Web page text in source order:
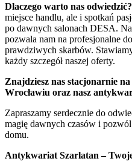
Dlaczego warto nas odwiedzić?
miejsce handlu, ale i spotkań
po dawnych salonach DESA.
pozwala nam na profesjonalne
prawdziwych skarbów.
każdy szczegół naszej oferty.
Znajdziesz nas stacjonarnie
Wrocławiu oraz nasz
Zapraszamy serdecznie do
magię dawnych czasów i
domu.
Antykwariat Szarlatan –